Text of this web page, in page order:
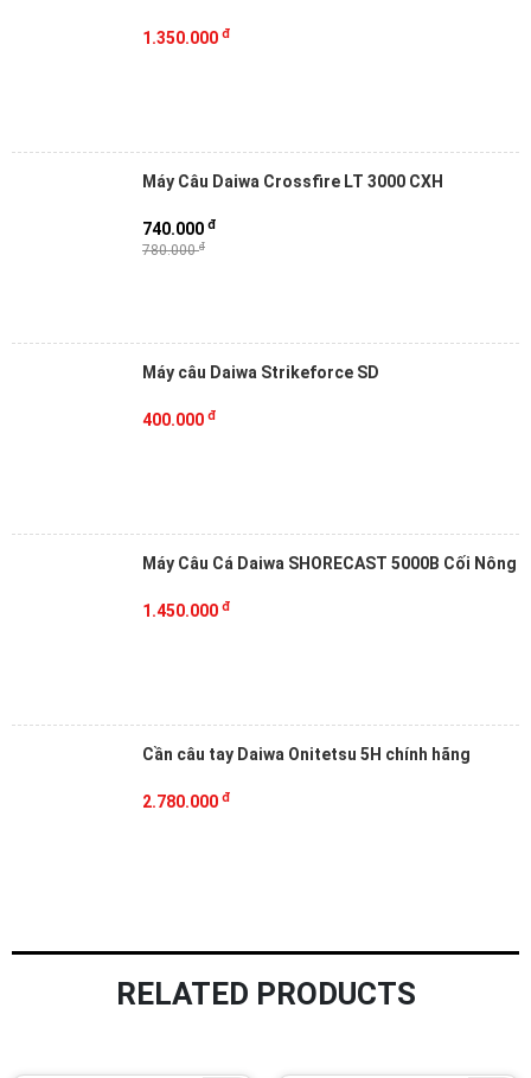
1.350.000 đ
Máy Câu Daiwa Crossfire LT 3000 CXH
780.000đ
740.000 đ
Máy câu Daiwa Strikeforce SD
400.000 đ
Máy Câu Cá Daiwa SHORECAST 5000B Cối Nông
1.450.000 đ
Cần câu tay Daiwa Onitetsu 5H chính hãng
2.780.000 đ
RELATED PRODUCTS